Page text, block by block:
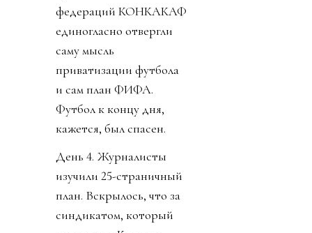
федераций КОНКАКАФ
единогласно отвергли
саму мысль
приватизации футбола
и сам план ФИФА.
Футбол к концу дня,
кажется, был спасен.
День 4. Журналисты
изучили 25-страничный
план. Вскрылось, что за
синдикатом, который